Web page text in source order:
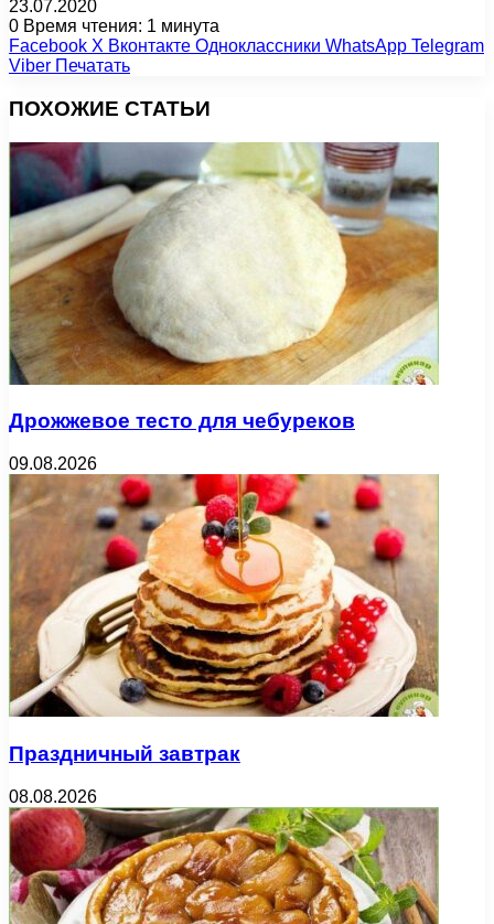
23.07.2020
0 Время чтения: 1 минута
Facebook X Вконтакте Одноклассники WhatsApp Telegram
Viber Печатать
ПОХОЖИЕ СТАТЬИ
Дрожжевое тесто для чебуреков
09.08.2026
Праздничный завтрак
08.08.2026